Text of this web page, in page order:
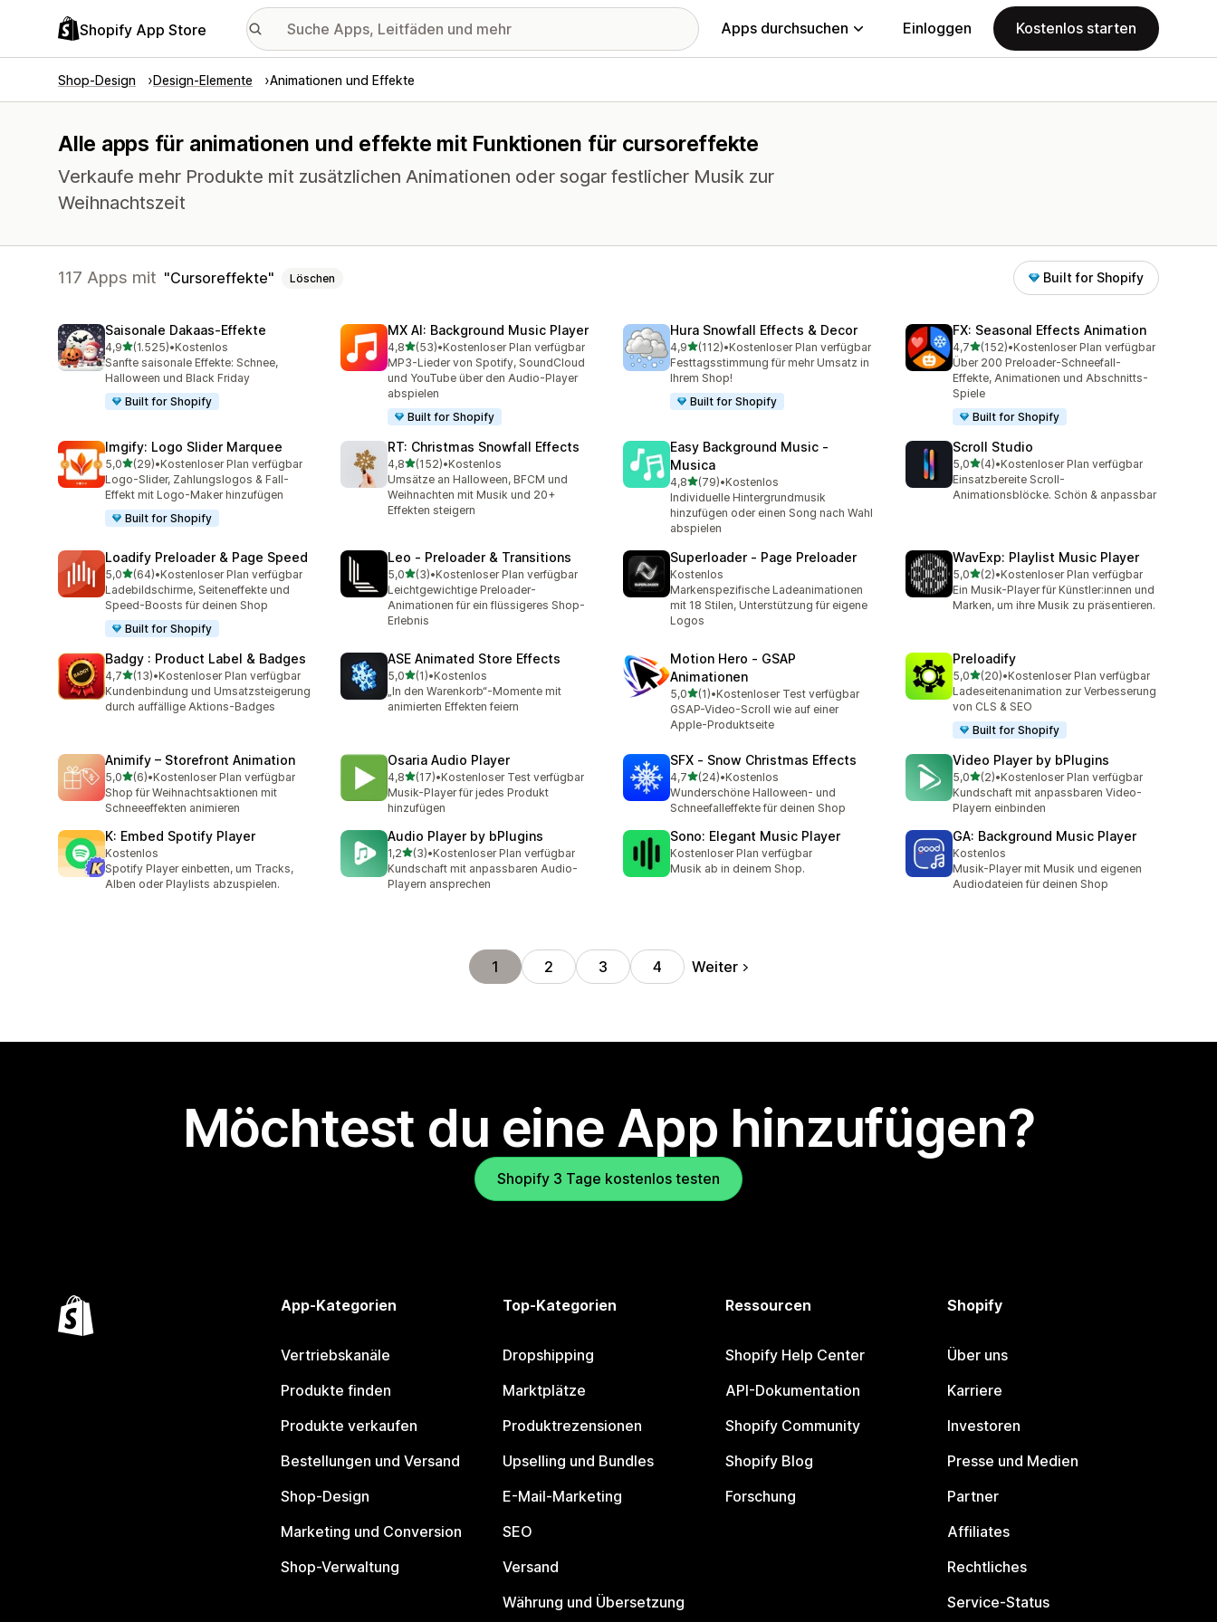
Shopify App Store Apps durchsuchen Einloggen Kostenlos starten
Shop-Design Design-Elemente Animationen und Effekte
Alle apps für animationen und effekte mit Funktionen für cursoreffekte
Verkaufe mehr Produkte mit zusätzlichen Animationen oder sogar festlicher Musik zur
Weihnachtszeit
117 Apps mit Cursoreffekte Löschen Built for Shopify
Saisonale Dakaas‑Effekte
4,9von 5 Sternen
(1.525)
1525 Rezensionen insgesamt
•Kostenlos
Sanfte saisonale Effekte: Schnee,
Halloween und Black Friday
Built for Shopify
MX AI: Background Music Player
4,8von 5 Sternen
(53)
53 Rezensionen insgesamt
•Kostenloser Plan verfügbar
MP3-Lieder von Spotify, SoundCloud
und YouTube über den Audio-Player
abspielen
Built for Shopify
Hura Snowfall Effects & Decor
4,9von 5 Sternen
(112)
112 Rezensionen insgesamt
•Kostenloser Plan verfügbar
Festtagsstimmung für mehr Umsatz in
Ihrem Shop!
Built for Shopify
FX: Seasonal Effects Animation
4,7von 5 Sternen
(152)
152 Rezensionen insgesamt
•Kostenloser Plan verfügbar
Über 200 Preloader-Schneefall-
Effekte, Animationen und Abschnitts-
Spiele
Built for Shopify
Imgify: Logo Slider Marquee
5,0von 5 Sternen
(29)
29 Rezensionen insgesamt
•Kostenloser Plan verfügbar
Logo-Slider, Zahlungslogos & Fall-
Effekt mit Logo-Maker hinzufügen
Built for Shopify
RT: Christmas Snowfall Effects
4,8von 5 Sternen
(152)
152 Rezensionen insgesamt
•Kostenlos
Umsätze an Halloween, BFCM und
Weihnachten mit Musik und 20+
Effekten steigern
Easy Background Music ‑
Musica
4,8von 5 Sternen
(79)
79 Rezensionen insgesamt
•Kostenlos
Individuelle Hintergrundmusik
hinzufügen oder einen Song nach Wahl
abspielen
Scroll Studio
5,0von 5 Sternen
(4)
4 Rezensionen insgesamt
•Kostenloser Plan verfügbar
Einsatzbereite Scroll-
Animationsblöcke. Schön & anpassbar
Loadify Preloader & Page Speed
5,0von 5 Sternen
(64)
64 Rezensionen insgesamt
•Kostenloser Plan verfügbar
Ladebildschirme, Seiteneffekte und
Speed-Boosts für deinen Shop
Built for Shopify
Leo ‑ Preloader & Transitions
5,0von 5 Sternen
(3)
3 Rezensionen insgesamt
•Kostenloser Plan verfügbar
Leichtgewichtige Preloader-
Animationen für ein flüssigeres Shop-
Erlebnis
Superloader ‑ Page Preloader
Kostenlos
Markenspezifische Ladeanimationen
mit 18 Stilen, Unterstützung für eigene
Logos
WavExp: Playlist Music Player
5,0von 5 Sternen
(2)
2 Rezensionen insgesamt
•Kostenloser Plan verfügbar
Ein Musik-Player für Künstler:innen und
Marken, um ihre Musik zu präsentieren.
Badgy : Product Label & Badges
4,7von 5 Sternen
(13)
13 Rezensionen insgesamt
•Kostenloser Plan verfügbar
Kundenbindung und Umsatzsteigerung
durch auffällige Aktions-Badges
ASE Animated Store Effects
5,0von 5 Sternen
(1)
1 Rezensionen insgesamt
•Kostenlos
„In den Warenkorb“-Momente mit
animierten Effekten feiern
Motion Hero ‑ GSAP
Animationen
5,0von 5 Sternen
(1)
1 Rezensionen insgesamt
•Kostenloser Test verfügbar
GSAP-Video-Scroll wie auf einer
Apple-Produktseite
Preloadify
5,0von 5 Sternen
(20)
20 Rezensionen insgesamt
•Kostenloser Plan verfügbar
Ladeseitenanimation zur Verbesserung
von CLS & SEO
Built for Shopify
Animify – Storefront Animation
5,0von 5 Sternen
(6)
6 Rezensionen insgesamt
•Kostenloser Plan verfügbar
Shop für Weihnachtsaktionen mit
Schneeeffekten animieren
Osaria Audio Player
4,8von 5 Sternen
(17)
17 Rezensionen insgesamt
•Kostenloser Test verfügbar
Musik-Player für jedes Produkt
hinzufügen
SFX ‑ Snow Christmas Effects
4,7von 5 Sternen
(24)
24 Rezensionen insgesamt
•Kostenlos
Wunderschöne Halloween- und
Schneefalleffekte für deinen Shop
Video Player by bPlugins
5,0von 5 Sternen
(2)
2 Rezensionen insgesamt
•Kostenloser Plan verfügbar
Kundschaft mit anpassbaren Video-
Playern einbinden
K: Embed Spotify Player
Kostenlos
Spotify Player einbetten, um Tracks,
Alben oder Playlists abzuspielen.
Audio Player by bPlugins
1,2von 5 Sternen
(3)
3 Rezensionen insgesamt
•Kostenloser Plan verfügbar
Kundschaft mit anpassbaren Audio-
Playern ansprechen
Sono: Elegant Music Player
Kostenloser Plan verfügbar
Musik ab in deinem Shop.
GA: Background Music Player
Kostenlos
Musik-Player mit Musik und eigenen
Audiodateien für deinen Shop
1 2 3 4 Weiter
Möchtest du eine App hinzufügen?
Shopify 3 Tage kostenlos testen
App-Kategorien
Vertriebskanäle
Produkte finden
Produkte verkaufen
Bestellungen und Versand
Shop-Design
Marketing und Conversion
Shop-Verwaltung
Top-Kategorien
Dropshipping
Marktplätze
Produktrezensionen
Upselling und Bundles
E-Mail-Marketing
SEO
Versand
Währung und Übersetzung
Ressourcen
Shopify Help Center
API-Dokumentation
Shopify Community
Shopify Blog
Forschung
Shopify
Über uns
Karriere
Investoren
Presse und Medien
Partner
Affiliates
Rechtliches
Service-Status